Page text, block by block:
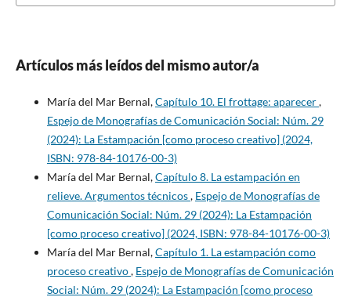
Artículos más leídos del mismo autor/a
María del Mar Bernal,Capítulo 10. El frottage: aparecer,
Espejo de Monografías de Comunicación Social: Núm. 29
(2024): La Estampación [como proceso creativo] (2024,
ISBN: 978-84-10176-00-3)
María del Mar Bernal,Capítulo 8. La estampación en
relieve. Argumentos técnicos, Espejo de Monografías de
Comunicación Social: Núm. 29 (2024): La Estampación
[como proceso creativo] (2024, ISBN: 978-84-10176-00-3)
María del Mar Bernal,Capítulo 1. La estampación como
proceso creativo, Espejo de Monografías de Comunicación
Social: Núm. 29 (2024): La Estampación [como proceso